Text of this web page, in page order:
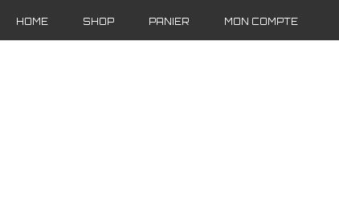
HOME SHOP PANIER MON COMPTE